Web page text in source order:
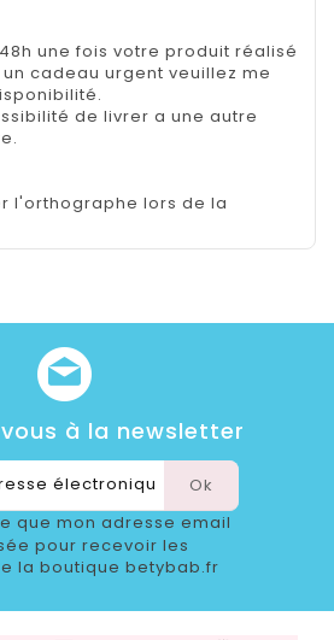
une fois votre produit réalisé
un cadeau urgent veuillez me
de livrer a une autre
l'orthographe lors de la
à la newsletter
que mon adresse email
pour recevoir les
la boutique betybab.fr